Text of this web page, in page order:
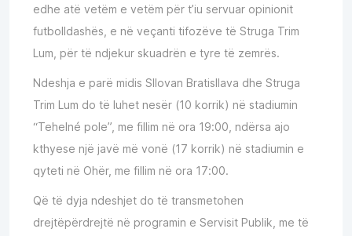
edhe atë vetëm e vetëm për t’iu servuar opinionit
futbolldashës, e në veçanti tifozëve të Struga Trim
Lum, për të ndjekur skuadrën e tyre të zemrës.
Ndeshja e parë midis Sllovan Bratisllava dhe Struga
Trim Lum do të luhet nesër (10 korrik) në stadiumin
“Tehelné pole”, me fillim në ora 19:00, ndërsa ajo
kthyese një javë më vonë (17 korrik) në stadiumin e
qyteti në Ohër, me fillim në ora 17:00.
Që të dyja ndeshjet do të transmetohen
drejtëpërdrejtë në programin e Servisit Publik, me të